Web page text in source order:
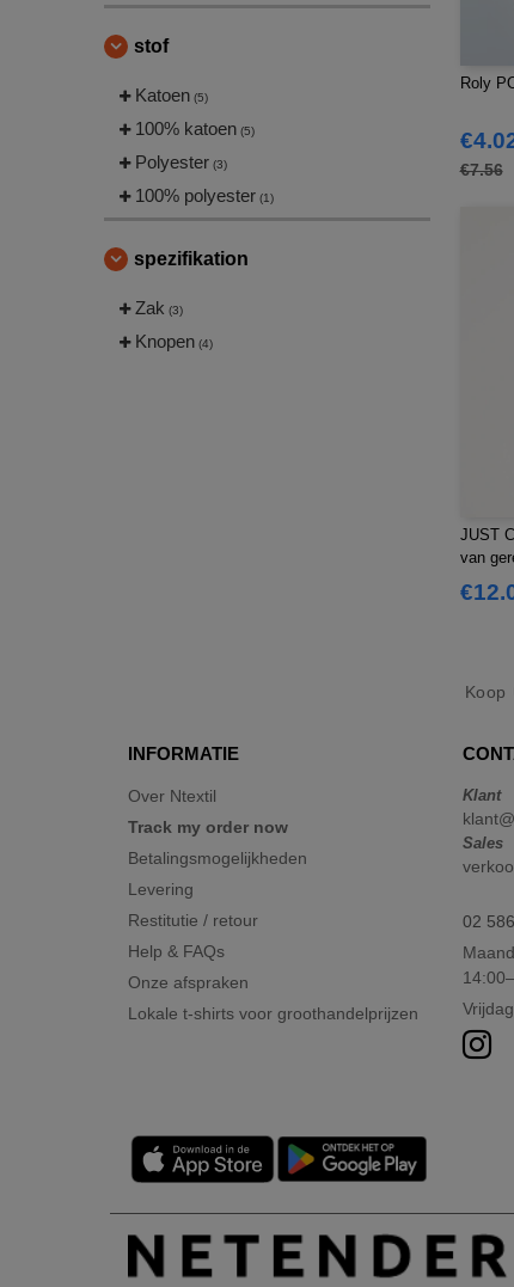
stof
Katoen (5)
100% katoen (5)
Polyester (3)
100% polyester (1)
spezifikation
Zak (3)
Knopen (4)
Roly
€7.56
JUST
van
Koop
INFORMATIE
Over Ntextil
Track my order now
Betalingsmogelijkheden
Levering
Restitutie / retour
Help & FAQs
Onze afspraken
Lokale t-shirts voor groothandelprijzen
Klant
Sales
02